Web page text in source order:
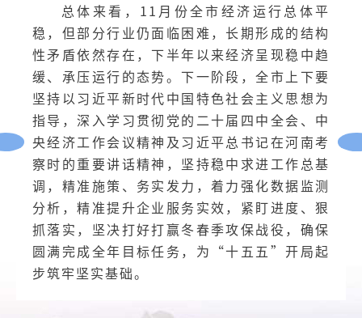
总体来看，11月份全市经济运行总体平
稳，但部分行业仍面临困难，长期形成的结构
性矛盾依然存在，下半年以来经济呈现稳中趋
缓、承压运行的态势。下一阶段，全市上下要
坚持以习近平新时代中国特色社会主义思想为
指导，深入学习贯彻党的二十届四中全会、中
央经济工作会议精神及习近平总书记在河南考
察时的重要讲话精神，坚持稳中求进工作总基
调，精准施策、务实发力，着力强化数据监测
分析，精准提升企业服务实效，紧盯进度、狠
抓落实，坚决打好打赢冬春季攻保战役，确保
圆满完成全年目标任务，为“十五五”开局起
步筑牢坚实基础。